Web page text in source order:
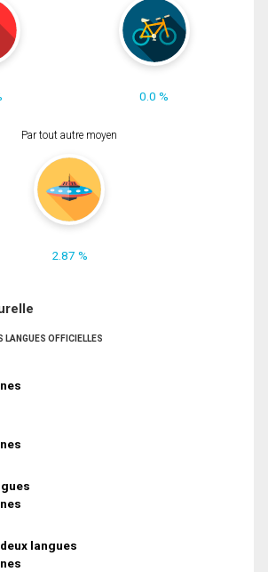
0.0 %
Par tout autre moyen
2.87 %
LANGUES OFFICIELLES
langues